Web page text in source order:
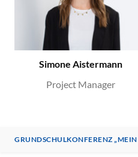
Simone Aistermann
Project Manager
GRUNDSCHULKONFERENZ